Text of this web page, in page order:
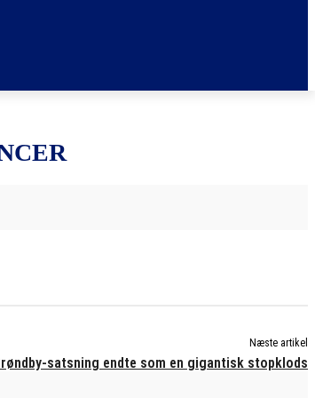
Næste artikel
satsning endte som en gigantisk stopklods